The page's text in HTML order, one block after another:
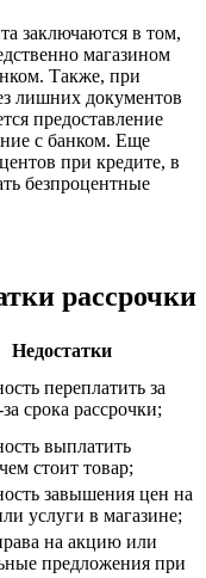
заключаются в том,
магазином
Также, при
лишних документов
предоставление
с банком. Еще
при кредите, в
безпроцентные
рассрочки
Недостатки
переплатить за
срока рассрочки;
выплатить
стоит товар;
завышения цен на
услуги в магазине;
на акцию или
предложения при